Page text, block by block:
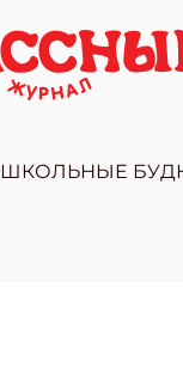
ШКОЛЬНЫЕ